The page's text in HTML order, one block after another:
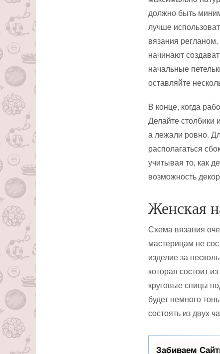
должно быть
лучше
вязания
начинают
начальные
оставляйте
В конце, когда
Делайте столбики
а лежали ровно.
располагаться
учитывая то, как
возможность
Женская
Схема вязания
мастерицам не
изделие за
которая состоит
круговые спицы
будет немного
состоять из двух
Забиваем